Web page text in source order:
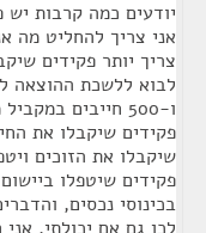
יודעים כמה קרבות יש
אני צריך להחליט מה
צריך יותר פקידים
ו-500 חייבים
פקידים שיקבלו את
שיקבלו את הזוכים
פקידים שיטפלו
בכינוסי נכסים,